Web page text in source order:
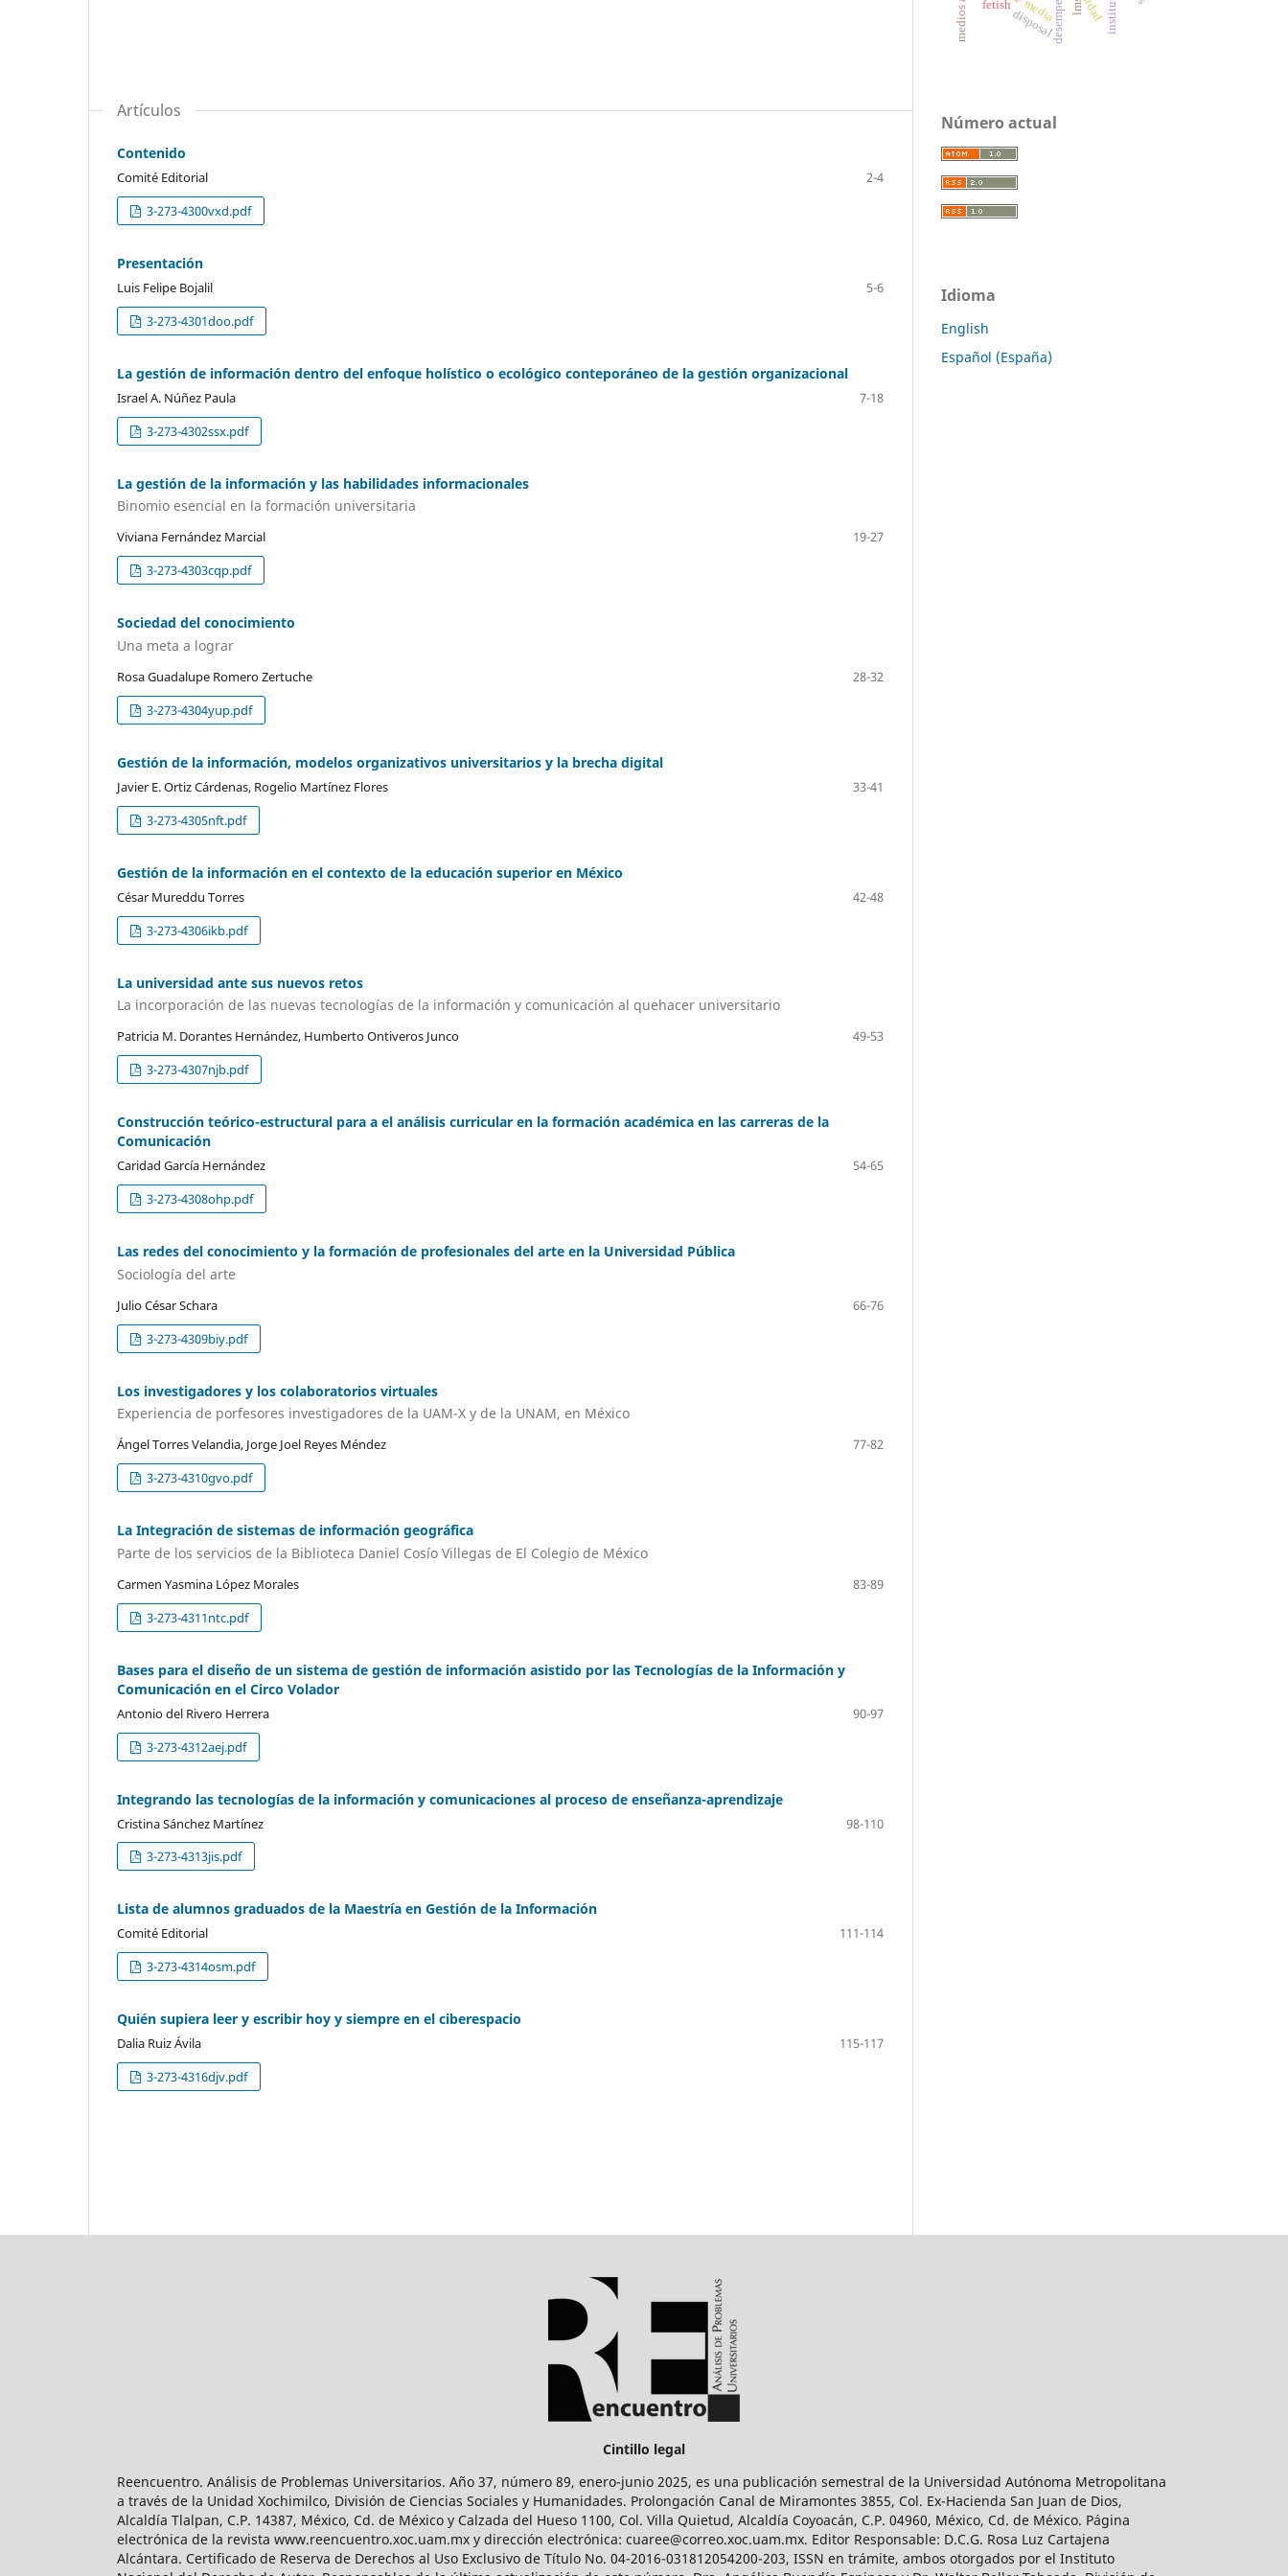
Artículos
Contenido
Comité Editorial
2-4
3-273-4300vxd.pdf
Presentación
Luis Felipe Bojalil
5-6
3-273-4301doo.pdf
La gestión de información dentro del enfoque holístico o ecológico conteporáneo de la gestión organizacional
Israel A. Núñez Paula
7-18
3-273-4302ssx.pdf
La gestión de la información y las habilidades informacionales
Binomio esencial en la formación universitaria
Viviana Fernández Marcial
19-27
3-273-4303cqp.pdf
Sociedad del conocimiento
Una meta a lograr
Rosa Guadalupe Romero Zertuche
28-32
3-273-4304yup.pdf
Gestión de la información, modelos organizativos universitarios y la brecha digital
Javier E. Ortiz Cárdenas, Rogelio Martínez Flores
33-41
3-273-4305nft.pdf
Gestión de la información en el contexto de la educación superior en México
César Mureddu Torres
42-48
3-273-4306ikb.pdf
La universidad ante sus nuevos retos
La incorporación de las nuevas tecnologías de la información y comunicación al quehacer universitario
Patricia M. Dorantes Hernández, Humberto Ontiveros Junco
49-53
3-273-4307njb.pdf
Construcción teórico-estructural para a el análisis curricular en la formación académica en las carreras de la
Comunicación
Caridad García Hernández
54-65
3-273-4308ohp.pdf
Las redes del conocimiento y la formación de profesionales del arte en la Universidad Pública
Sociología del arte
Julio César Schara
66-76
3-273-4309biy.pdf
Los investigadores y los colaboratorios virtuales
Experiencia de porfesores investigadores de la UAM-X y de la UNAM, en México
Ángel Torres Velandia, Jorge Joel Reyes Méndez
77-82
3-273-4310gvo.pdf
La Integración de sistemas de información geográfica
Parte de los servicios de la Biblioteca Daniel Cosío Villegas de El Colegio de México
Carmen Yasmina López Morales
83-89
3-273-4311ntc.pdf
Bases para el diseño de un sistema de gestión de información asistido por las Tecnologías de la Información y
Comunicación en el Circo Volador
Antonio del Rivero Herrera
90-97
3-273-4312aej.pdf
Integrando las tecnologías de la información y comunicaciones al proceso de enseñanza-aprendizaje
Cristina Sánchez Martínez
98-110
3-273-4313jis.pdf
Lista de alumnos graduados de la Maestría en Gestión de la Información
Comité Editorial
111-114
3-273-4314osm.pdf
Quién supiera leer y escribir hoy y siempre en el ciberespacio
Dalia Ruiz Ávila
115-117
3-273-4316djv.pdf
fetish
disposal
media lms
Número actual
Idioma
English
Español (España)
Cintillo legal
Reencuentro. Análisis de Problemas Universitarios. Año 37, número 89, enero-junio 2025, es una publicación semestral de la Universidad Autónoma Metropolitana
a través de la Unidad Xochimilco, División de Ciencias Sociales y Humanidades. Prolongación Canal de Miramontes 3855, Col. Ex-Hacienda San Juan de Dios,
Alcaldía Tlalpan, C.P. 14387, México, Cd. de México y Calzada del Hueso 1100, Col. Villa Quietud, Alcaldía Coyoacán, C.P. 04960, México, Cd. de México. Página
electrónica de la revista www.reencuentro.xoc.uam.mx y dirección electrónica: cuaree@correo.xoc.uam.mx. Editor Responsable: D.C.G. Rosa Luz Cartajena
Alcántara. Certificado de Reserva de Derechos al Uso Exclusivo de Título No. 04-2016-031812054200-203, ISSN en trámite, ambos otorgados por el Instituto